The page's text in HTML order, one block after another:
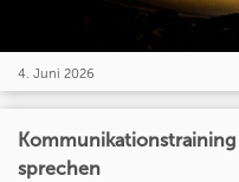
4. Juni 2026
sprechen